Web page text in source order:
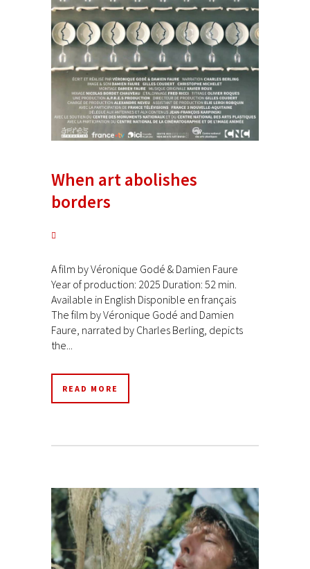
When art abolishes
borders
A film by Véronique Godé & Damien Faure
Year of production: 2025 Duration: 52 min.
Available in English Disponible en français
The film by Véronique Godé and Damien
Faure, narrated by Charles Berling, depicts
the...
READ MORE